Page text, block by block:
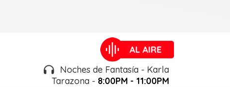
Noches de Fantasía - Karla
Tarazona - 8:00PM - 11:00PM